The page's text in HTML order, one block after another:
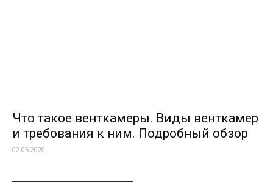
Что такое венткамеры. Виды венткамер
и требования к ним. Подробный обзор
02.05.2020